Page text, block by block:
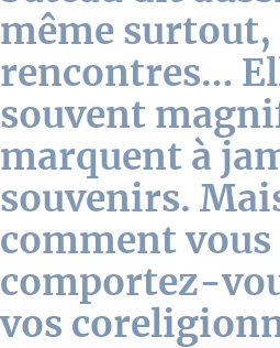
même surtout,
rencontres…
souvent
marquent à
souvenirs.
comment vous
comportez-
vos